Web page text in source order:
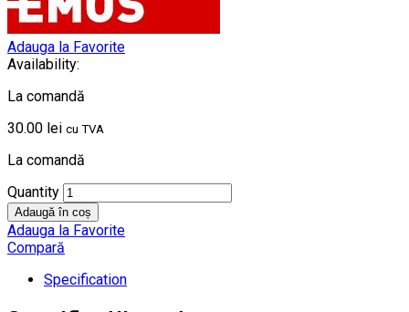
Adauga la Favorite
Availability:
La comandă
30.00 lei cu TVA
La comandă
Quantity
Adaugă în coș
Adauga la Favorite
Compară
Specification